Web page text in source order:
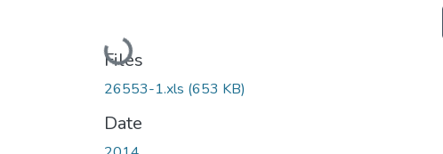
Loading...
Files
26553-1.xls (653 KB)
Date